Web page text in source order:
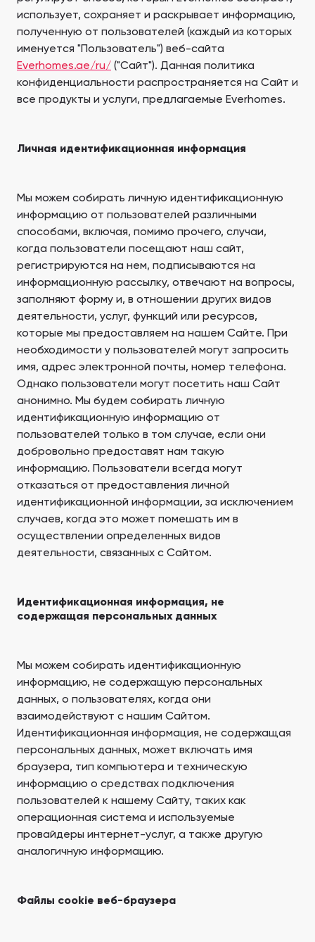
Ras Al Khor Road, Дубай Maryam Island,
Damac Lagoons
DAMAC Lagoons, Дубай
Danah Bay
Danah Bay, Рас-
Хайма
Jouri Hills Al Jurf Gardens
Residences
Residences
Студии
от 172,199 AED
Reeman Living, Дубай Marina Star, Дубай
Все Новостройки
от 723 AED
Damac Lagoons
DAMAC Lagoons, Дубай
Danah Bay
Danah Bay, Рас-
Хайма
Даунтаун Дубай
Джумейра Вилладж
Арабиан Ранчес Саут Бэй
Районы 88
ПОКАЗАТЬ ВСЕ
Imkan Properties Nshama Properties
Ellington Properties Binghatti Developers
Aqua Properties
ПОКАЗАТЬ ВСЕ
Студии
от 259,469 AED
Вся Недвижимость
от 259,469 AED
использует, сохраняет и раскрывает информацию,
полученную от пользователей (каждый из которых
именуется "Пользователь") веб-сайта
Everhomes.ae/ru/ ("Сайт"). Данная политика
конфиденциальности распространяется на Сайт и
все продукты и услуги, предлагаемые Everhomes.
Личная идентификационная информация
Мы можем собирать личную идентификационную
информацию от пользователей различными
способами, включая, помимо прочего, случаи,
когда пользователи посещают наш сайт,
регистрируются на нем, подписываются на
информационную рассылку, отвечают на вопросы,
заполняют форму и, в отношении других видов
деятельности, услуг, функций или ресурсов,
которые мы предоставляем на нашем Сайте. При
необходимости у пользователей могут запросить
имя, адрес электронной почты, номер телефона.
Однако пользователи могут посетить наш Сайт
анонимно. Мы будем собирать личную
идентификационную информацию от
пользователей только в том случае, если они
добровольно предоставят нам такую
информацию. Пользователи всегда могут
отказаться от предоставления личной
идентификационной информации, за исключением
случаев, когда это может помешать им в
осуществлении определенных видов
деятельности, связанных с Сайтом.
Идентификационная информация, не
содержащая персональных данных
Мы можем собирать идентификационную
информацию, не содержащую персональных
данных, о пользователях, когда они
взаимодействуют с нашим Сайтом.
Идентификационная информация, не содержащая
персональных данных, может включать имя
браузера, тип компьютера и техническую
информацию о средствах подключения
пользователей к нашему Сайту, таких как
операционная система и используемые
провайдеры интернет-услуг, а также другую
аналогичную информацию.
Файлы cookie веб-браузера